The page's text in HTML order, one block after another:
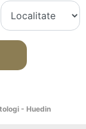
- Huedin